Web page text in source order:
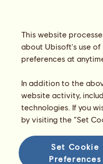
This website
about Ubisoft's use of
preferences at
In addition to the
website activity,
technologies. If you
by visiting the “Set
Set Cookie
Preferences